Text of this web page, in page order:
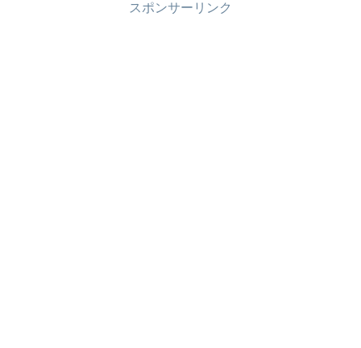
スポンサーリンク